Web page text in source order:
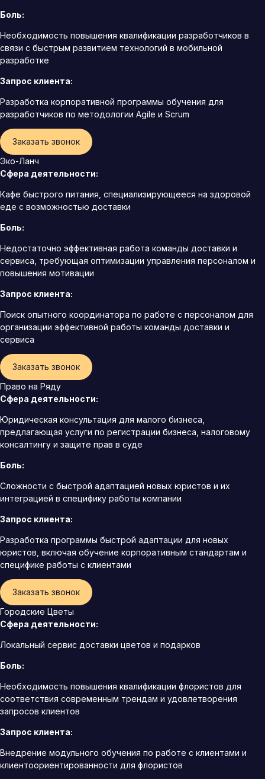
Боль:
Необходимость повышения квалификации разработчиков в
связи с быстрым развитием технологий в мобильной
разработке
Запрос клиента:
Разработка корпоративной программы обучения для
разработчиков по методологии Agile и Scrum
Заказать звонок
Эко-Ланч
Сфера деятельности:
Кафе быстрого питания, специализирующееся на здоровой
еде с возможностью доставки
Боль:
Недостаточно эффективная работа команды доставки и
сервиса, требующая оптимизации управления персоналом и
повышения мотивации
Запрос клиента:
Поиск опытного координатора по работе с персоналом для
организации эффективной работы команды доставки и
сервиса
Заказать звонок
Право на Ряду
Сфера деятельности:
Юридическая консультация для малого бизнеса,
предлагающая услуги по регистрации бизнеса, налоговому
консалтингу и защите прав в суде
Боль:
Сложности с быстрой адаптацией новых юристов и их
интеграцией в специфику работы компании
Запрос клиента:
Разработка программы быстрой адаптации для новых
юристов, включая обучение корпоративным стандартам и
специфике работы с клиентами
Заказать звонок
Городские Цветы
Сфера деятельности:
Локальный сервис доставки цветов и подарков
Боль:
Необходимость повышения квалификации флористов для
соответствия современным трендам и удовлетворения
запросов клиентов
Запрос клиента:
Внедрение модульного обучения по работе с клиентами и
клиентоориентированности для флористов